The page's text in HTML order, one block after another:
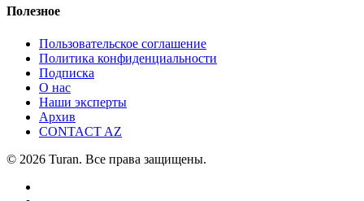
Полезное
Пользовательское соглашение
Политика конфиденциальности
Подписка
О нас
Наши эксперты
Архив
CONTACT AZ
© 2026 Turan. Все права защищены.